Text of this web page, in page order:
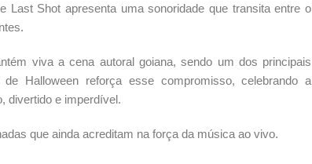
Shot apresenta uma sonoridade que transita entre o
viva a cena autoral goiana, sendo um dos principais
Halloween reforça esse compromisso, celebrando a
divertido e imperdível.
que ainda acreditam na força da música ao vivo.